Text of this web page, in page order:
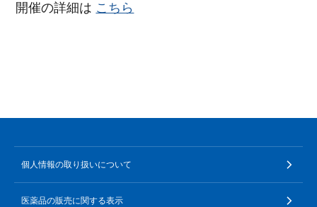
開催の詳細は こちら
個人情報の取り扱いについて
医薬品の販売に関する表示